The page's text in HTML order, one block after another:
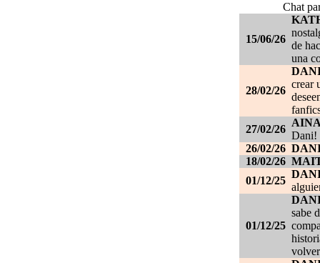
Chat
15/06/26
de
una
28/02/26
crear
27/02/26
Dani!
26/02/26
18/02/26
01/12/25
01/12/25
sabe